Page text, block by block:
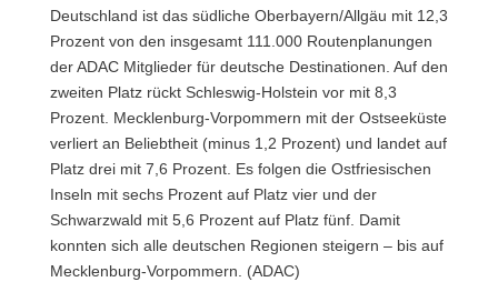
Deutschland ist das südliche Oberbayern/Allgäu mit 12,3
Prozent von den insgesamt 111.000 Routenplanungen
der ADAC Mitglieder für deutsche Destinationen. Auf den
zweiten Platz rückt Schleswig-Holstein vor mit 8,3
Prozent. Mecklenburg-Vorpommern mit der Ostseeküste
verliert an Beliebtheit (minus 1,2 Prozent) und landet auf
Platz drei mit 7,6 Prozent. Es folgen die Ostfriesischen
Inseln mit sechs Prozent auf Platz vier und der
Schwarzwald mit 5,6 Prozent auf Platz fünf. Damit
konnten sich alle deutschen Regionen steigern – bis auf
Mecklenburg-Vorpommern. (ADAC)